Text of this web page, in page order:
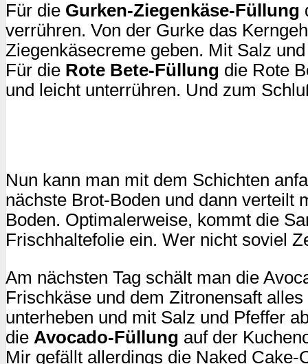
Für die Gurken-Ziegenkäse-Füllung
verrühren. Von der Gurke das
Ziegenkäsecreme geben. Mit Salz
Für die Rote Bete-Füllung die Rote
und leicht unterrühren. Und zum
Nun kann man mit dem Schichten
nächste Brot-Boden und dann verteilt
Boden. Optimalerweise, kommt die
Frischhaltefolie ein. Wer nicht soviel
Am nächsten Tag schält man die
Frischkäse und dem Zitronensaft
unterheben und mit Salz und Pfeffer
die Avocado-Füllung auf der
Mir gefällt allerdings die Naked Cake-